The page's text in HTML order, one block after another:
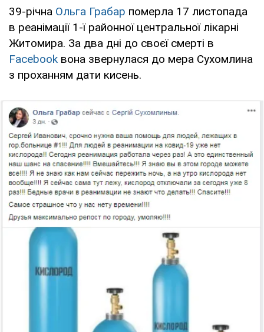
39-річна Ольга Грабар померла 17 листопада
в реанімації 1-ї районної центральної лікарні
Житомира. За два дні до своєї смерті в
Facebook вона звернулася до мера Сухомлина
з проханням дати кисень.